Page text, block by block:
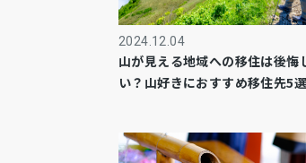
2024.12.04
山が見える地域への移住は後悔
い？山好きにおすすめ移住先5選